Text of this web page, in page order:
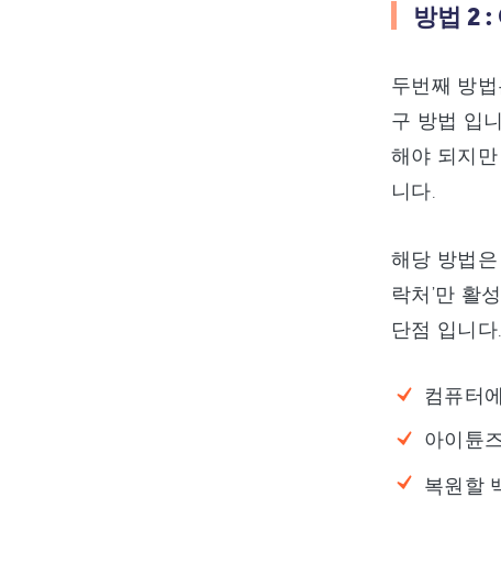
방법 2
두번째 방
구 방법 입
해야 되지
니다.
해당 방법
락처’만 활
단점 입니다.
컴퓨터
아이튠
복원할